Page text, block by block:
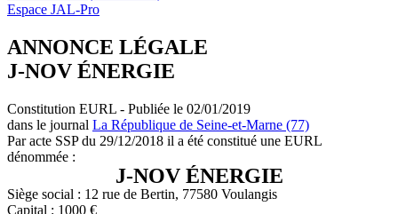
Espace JAL-Pro
ANNONCE LÉGALE
J-NOV ÉNERGIE
Constitution EURL - Publiée le 02/01/2019
dans le journal La République de Seine-et-Marne (77)
Par acte SSP du 29/12/2018 il a été constitué une EURL
dénommée :
J-NOV ÉNERGIE
Siège social : 12 rue de Bertin, 77580 Voulangis
Capital : 1000 €